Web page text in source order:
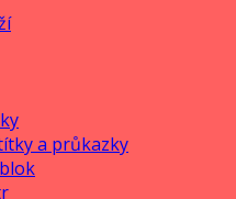
a průkazky